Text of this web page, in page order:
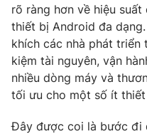
Theo dõi báo trên
Cơ quan chủ quản:Đài
Cơ quan báo chí:
Thời báo
Giấy phép hoạt động báo in
cấp ngày 29/12/2023
Tổng Biên tập:Vũ Thanh
rõ ràng hơn về hiệu
thiết bị Android đa
khích các nhà phát
kiệm tài nguyên, vận
nhiều dòng máy và
tối ưu cho một số ít
Đây được coi là bước đi